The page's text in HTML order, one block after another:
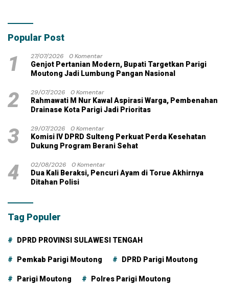
dengan Dana Pribadi
Popular Post
1 27/07/2026
0 Komentar
Genjot Pertanian Modern, Bupati Targetkan Parigi
Moutong Jadi Lumbung Pangan Nasional
2 29/07/2026
0 Komentar
Rahmawati M Nur Kawal Aspirasi Warga, Pembenahan
Drainase Kota Parigi Jadi Prioritas
3 29/07/2026
0 Komentar
Komisi IV DPRD Sulteng Perkuat Perda Kesehatan
Dukung Program Berani Sehat
4 02/08/2026
0 Komentar
Dua Kali Beraksi, Pencuri Ayam di Torue Akhirnya
Ditahan Polisi
Tag Populer
DPRD PROVINSI SULAWESI TENGAH
Pemkab Parigi Moutong DPRD Parigi Moutong
Parigi Moutong Polres Parigi Moutong